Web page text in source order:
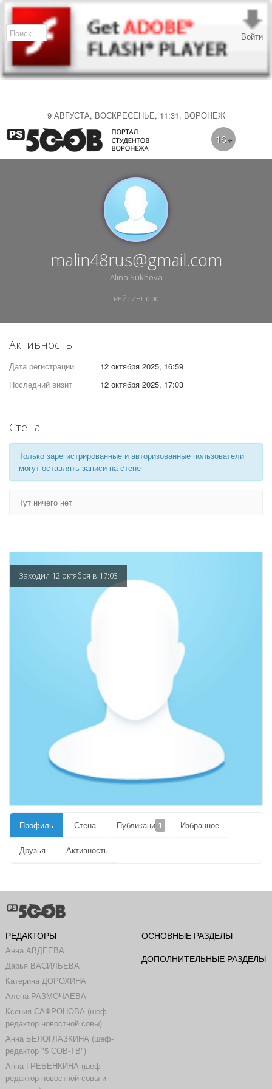
9 АВГУСТА, ВОСКРЕСЕНЬЕ, 11:31, ВОРОНЕЖ
Войти
16+
malin48rus@gmail.com
Alina Sukhova
РЕЙТИНГ 0.00
Активность
Дата регистрации
12 октября 2025, 16:59
Последний визит
12 октября 2025, 17:03
Стена
Только зарегистрированные и авторизованные пользователи
могут оставлять записи на стене
Тут ничего нет
Заходил 12 октября в 17:03
Профиль Стена Публикации1 Избранное
Друзья Активность
РЕДАКТОРЫ
Анна АВДЕЕВА
Дарья ВАСИЛЬЕВА
Катерина ДОРОХИНА
Алена РАЗМОЧАЕВА
Ксения САФРОНОВА (шеф-
редактор новостной совы)
Анна БЕЛОГЛАЗКИНА (шеф-
редактор "5 СОВ-ТВ")
Анна ГРЕБЕНКИНА (шеф-
редактор новостной совы и
ОСНОВНЫЕ РАЗДЕЛЫ
ДОПОЛНИТЕЛЬНЫЕ РАЗДЕЛЫ